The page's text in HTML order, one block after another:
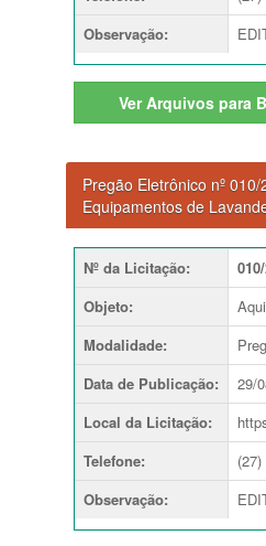
Observação:
Ver Arquivos para
Pregão Eletrônico nº
Equipamentos de
Nº da Licitação:
Objeto:
Modalidade:
Data de Publicação:
29/
Local da Licitação:
Telefone:
Observação: